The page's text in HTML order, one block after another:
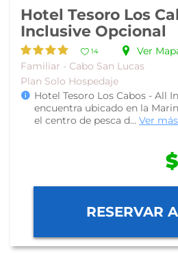
Hotel Tesoro Los
Inclusive Opcional
14
Ver
Familiar - Cabo San Lucas
Plan Solo Hospedaje
Hotel Tesoro Los Cabos - All
encuentra ubicado en la
el centro de pesca d... Ver más
RESERVAR